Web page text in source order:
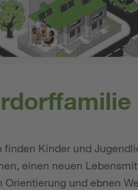
Kinder und
einen neuen
und ebnen